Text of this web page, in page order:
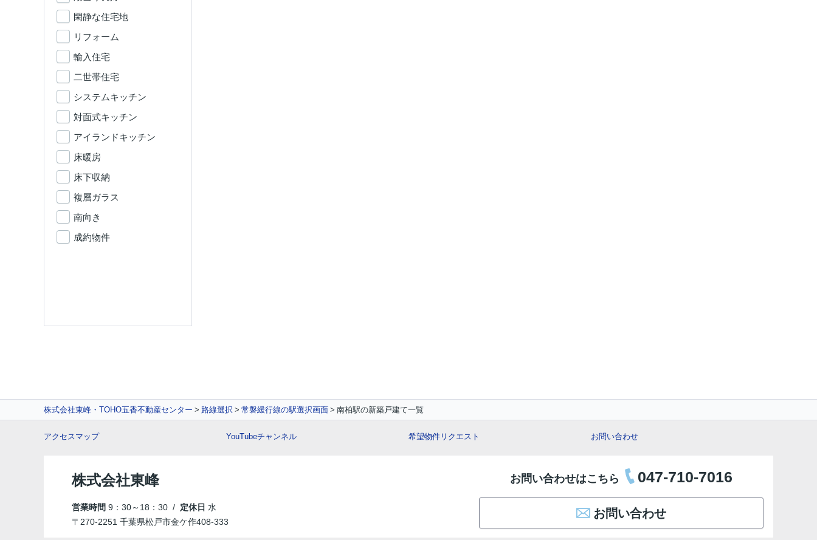
閑静な住宅地
リフォーム
輸入住宅
二世帯住宅
システムキッチン
対面式キッチン
アイランドキッチン
床暖房
床下収納
複層ガラス
南向き
成約物件
株式会社東峰・TOHO五香不動産センター 路線選択 常磐緩行線の駅選択画面 南柏駅の新築戸建て一覧
アクセスマップ YouTubeチャンネル 希望物件リクエスト お問い合わせ
株式会社東峰
営業時間 9：30～18：30 / 定休日 水
〒270-2251 千葉県松戸市金ケ作408-333
お問い合わせはこちら 047-710-7016
お問い合わせ